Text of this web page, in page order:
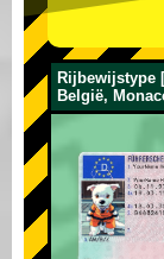
Rijbewijstype
België,